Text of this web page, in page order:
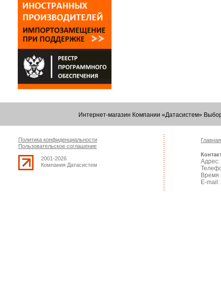
Интернет-магазин Компании «Датасистем»
Политика конфиденциальности
Пользовательское соглашение
2001-2026
Компания Датасистем
Главная
Адрес:
Время
E-